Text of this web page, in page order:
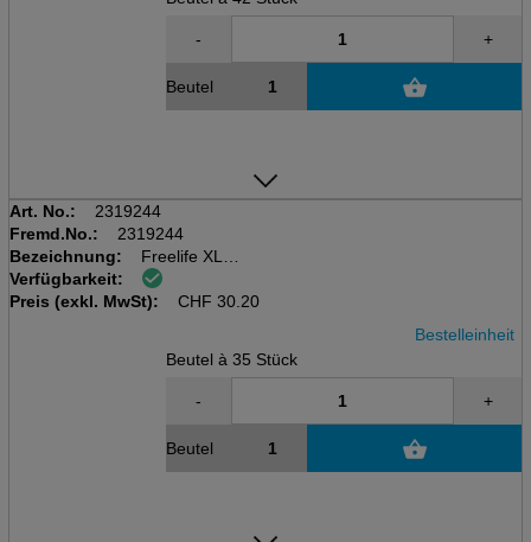
- +
Beutel
Art. No.:
2319244
Fremd.No.:
2319244
Bezeichnung:
Freelife XL
Beutel à 35 Stk.
13-18kg
Verfügbarkeit:
Preis (exkl. MwSt):
CHF 30.20
Bestelleinheit
Beutel à 35 Stück
- +
Beutel